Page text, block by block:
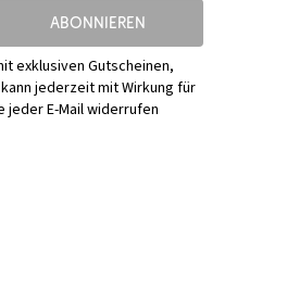
ABONNIEREN
exklusiven Gutscheinen,
jederzeit mit Wirkung für
jeder E-Mail widerrufen